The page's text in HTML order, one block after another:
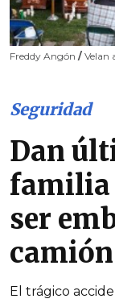
Freddy Angón / Velan
Seguridad
Dan
familia
ser
El trágico